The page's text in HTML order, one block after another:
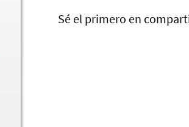
Sé el primero en